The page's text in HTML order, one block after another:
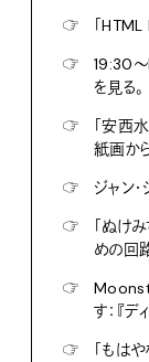
☞
「
☞
19:30〜
を見る。
☞
「安西
紙画か
☞
ジャン
☞
「ぬけ
めの回
☞
す：『デ
☞
「もは